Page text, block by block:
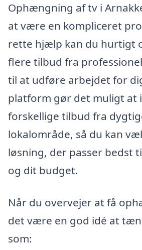
Ophængning af tv i
at være en kompliceret
rette hjælp kan du hurtigt
flere tilbud fra
til at udføre arbejdet for
platform gør det muligt at
forskellige tilbud fra
lokalområde, så du kan
løsning, der passer bedst
og dit budget.
Når du overvejer at få
det være en god idé at
som: